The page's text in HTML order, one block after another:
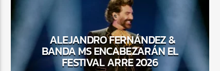
ALEJANDRO FERNÁNDEZ &
BANDA MS ENCABEZARÁN EL
FESTIVAL ARRE 2026